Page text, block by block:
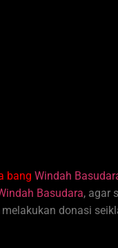
bang Windah
Basudara, agar
donasi